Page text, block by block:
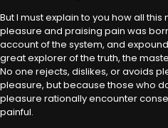
But I must explain to you how all
pleasure and praising pain was
account of the system, and
great explorer of the truth, the
No one rejects, dislikes, or avoids
pleasure, but because those who
pleasure rationally encounter
painful.